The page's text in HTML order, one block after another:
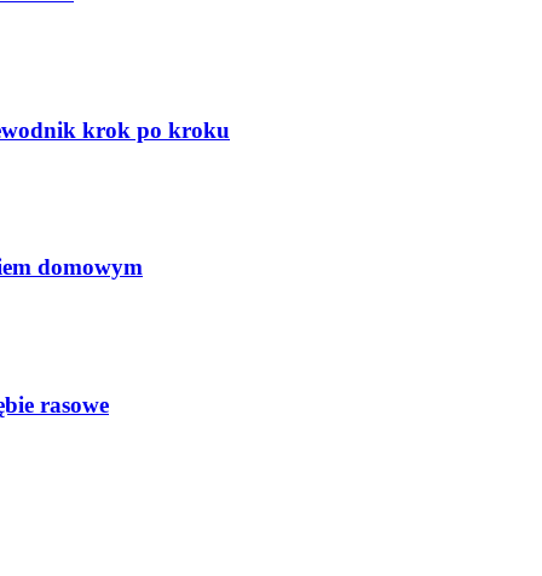
krok po kroku
domowym
rasowe